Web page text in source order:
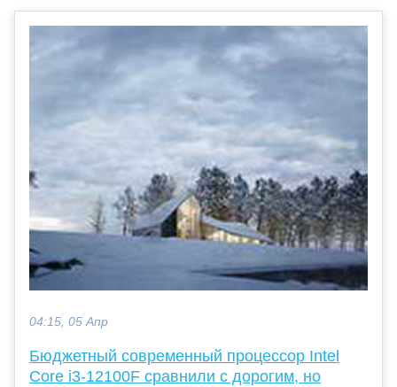
04:15, 05 Апр
Бюджетный современный процессор Intel
Core i3-12100F сравнили с дорогим, но